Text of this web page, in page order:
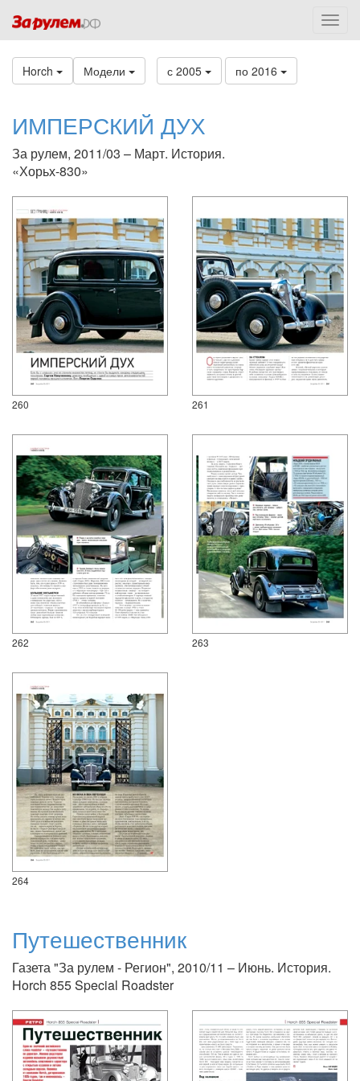
Horch Модели с 2005 по 2016
ИМПЕРСКИЙ ДУХ
За рулем, 2011/03 – Март. История.
«Хорьх-830»
260 261
262 263
264
Путешественник
Газета "За рулем - Регион", 2010/11 – Июнь. История.
Horch 855 Special Roadster